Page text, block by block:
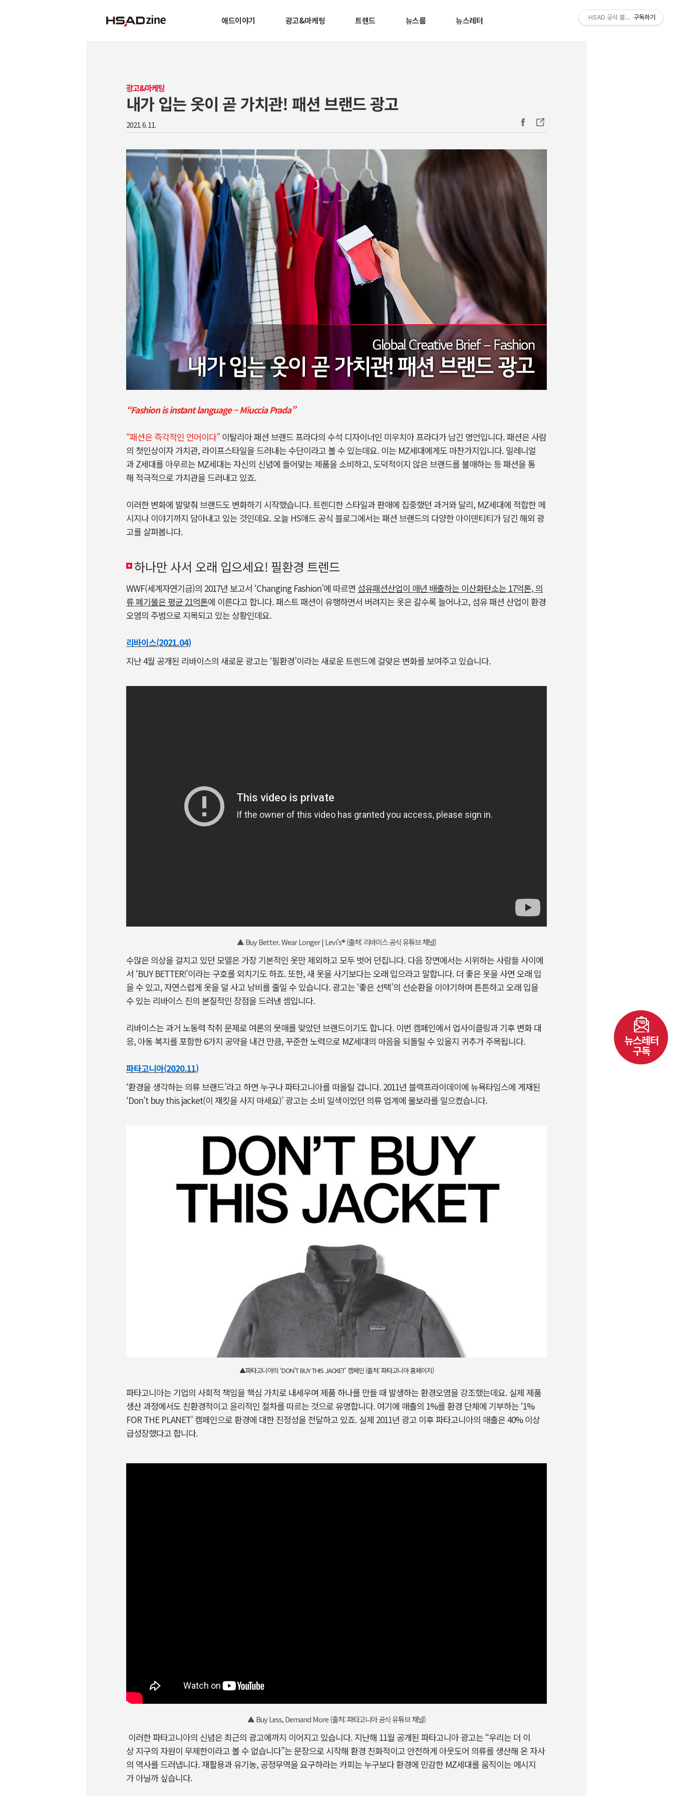
애드이야기 광고&마케팅 트렌드 뉴스룸 뉴스레터
광고&마케팅
내가 입는 옷이 곧 가치관! 패션 브랜드 광고
2021. 6. 11.
“Fashion is instant language – Miuccia Prada”
“패션은 즉각적인 언어이다” 이탈리아 패션 브랜드 프라다의 수석 디자이너인 미우치아 프라다가 남긴 명언입니다. 패션은 사람
의 첫인상이자 가치관, 라이프스타일을 드러내는 수단이라고 볼 수 있는데요. 이는 MZ세대에게도 마찬가지입니다. 밀레니얼
과 Z세대를 아우르는 MZ세대는 자신의 신념에 들어맞는 제품을 소비하고, 도덕적이지 않은 브랜드를 불매하는 등 패션을 통
해 적극적으로 가치관을 드러내고 있죠.
이러한 변화에 발맞춰 브랜드도 변화하기 시작했습니다. 트렌디한 스타일과 판매에 집중했던 과거와 달리, MZ세대에 적합한 메
시지나 이야기까지 담아내고 있는 것인데요. 오늘 HS애드 공식 블로그에서는 패션 브랜드의 다양한 아이덴티티가 담긴 해외 광
고를 살펴봅니다.
하나만 사서 오래 입으세요! 필환경 트렌드
WWF(세계자연기금)의 2017년 보고서 ‘Changing Fashion’에 따르면 섬유패션산업이 매년 배출하는 이산화탄소는 17억톤, 의
류 폐기물은 평균 21억톤에 이른다고 합니다. 패스트 패션이 유행하면서 버려지는 옷은 갈수록 늘어나고, 섬유 패션 산업이 환경
오염의 주범으로 지목되고 있는 상황인데요.
리바이스(2021.04)
지난 4월 공개된 리바이스의 새로운 광고는 ‘필환경’이라는 새로운 트렌드에 걸맞은 변화를 보여주고 있습니다.
▲ Buy Better. Wear Longer | Levi's® (출처: 리바이스 공식 유튜브 채널)
수많은 의상을 걸치고 있던 모델은 가장 기본적인 옷만 제외하고 모두 벗어 던집니다. 다음 장면에서는 시위하는 사람들 사이에
서 ‘BUY BETTER!’이라는 구호를 외치기도 하죠. 또한, 새 옷을 사기보다는 오래 입으라고 말합니다. 더 좋은 옷을 사면 오래 입
을 수 있고, 자연스럽게 옷을 덜 사고 낭비를 줄일 수 있습니다. 광고는 ‘좋은 선택’의 선순환을 이야기하며 튼튼하고 오래 입을
수 있는 리바이스 진의 본질적인 장점을 드러낸 셈입니다.
리바이스는 과거 노동력 착취 문제로 여론의 뭇매를 맞았던 브랜드이기도 합니다. 이번 캠페인에서 업사이클링과 기후 변화 대
응, 아동 복지를 포함한 6가지 공약을 내건 만큼, 꾸준한 노력으로 MZ세대의 마음을 되돌릴 수 있을지 귀추가 주목됩니다.
파타고니아(2020.11)
‘환경을 생각하는 의류 브랜드’라고 하면 누구나 파타고니아를 떠올릴 겁니다. 2011년 블랙프라이데이에 뉴욕타임스에 게재된
‘Don’t buy this jacket(이 재킷을 사지 마세요)’ 광고는 소비 일색이었던 의류 업계에 물보라를 일으켰습니다.
▲파타고니아의 ‘DON’T BUY THIS JACKET’ 캠페인 (출처: 파타고니아 홈페이지)
파타고니아는 기업의 사회적 책임을 핵심 가치로 내세우며 제품 하나를 만들 때 발생하는 환경오염을 강조했는데요. 실제 제품
생산 과정에서도 친환경적이고 윤리적인 절차를 따르는 것으로 유명합니다. 여기에 매출의 1%를 환경 단체에 기부하는 ‘1%
FOR THE PLANET’ 캠페인으로 환경에 대한 진정성을 전달하고 있죠. 실제 2011년 광고 이후 파타고니아의 매출은 40% 이상
급성장했다고 합니다.
▲ Buy Less, Demand More (출처: 파타고니아 공식 유튜브 채널)
이러한 파타고니아의 신념은 최근의 광고에까지 이어지고 있습니다. 지난해 11월 공개된 파타고니아 광고는 “우리는 더 이
상 지구의 자원이 무제한이라고 볼 수 없습니다”는 문장으로 시작해 환경 친화적이고 안전하게 아웃도어 의류를 생산해 온 자사
의 역사를 드러냅니다. 재활용과 유기농, 공정무역을 요구하라는 카피는 누구보다 환경에 민감한 MZ세대를 움직이는 메시지
가 아닐까 싶습니다.
HSAD 공식 블로그 HSADzine
구독하기